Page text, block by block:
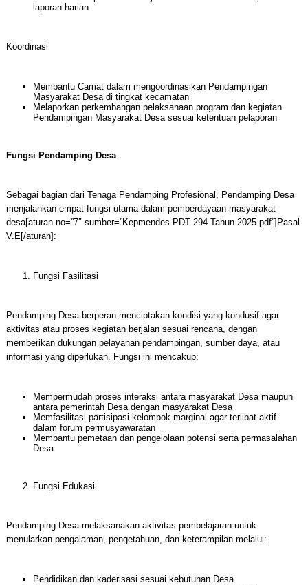
laporan harian
Koordinasi
Membantu Camat dalam mengoordinasikan Pendampingan
Masyarakat Desa di tingkat kecamatan
Melaporkan perkembangan pelaksanaan program dan kegiatan
Pendampingan Masyarakat Desa sesuai ketentuan pelaporan
Fungsi Pendamping Desa
Sebagai bagian dari Tenaga Pendamping Profesional, Pendamping Desa
menjalankan empat fungsi utama dalam pemberdayaan masyarakat
desa[aturan no=”7″ sumber=”Kepmendes PDT 294 Tahun 2025.pdf”]Pasal
V.E[/aturan]:
Fungsi Fasilitasi
Pendamping Desa berperan menciptakan kondisi yang kondusif agar
aktivitas atau proses kegiatan berjalan sesuai rencana, dengan
memberikan dukungan pelayanan pendampingan, sumber daya, atau
informasi yang diperlukan. Fungsi ini mencakup:
Mempermudah proses interaksi antara masyarakat Desa maupun
antara pemerintah Desa dengan masyarakat Desa
Memfasilitasi partisipasi kelompok marginal agar terlibat aktif
dalam forum permusyawaratan
Membantu pemetaan dan pengelolaan potensi serta permasalahan
Desa
Fungsi Edukasi
Pendamping Desa melaksanakan aktivitas pembelajaran untuk
menularkan pengalaman, pengetahuan, dan keterampilan melalui:
Pendidikan dan kaderisasi sesuai kebutuhan Desa